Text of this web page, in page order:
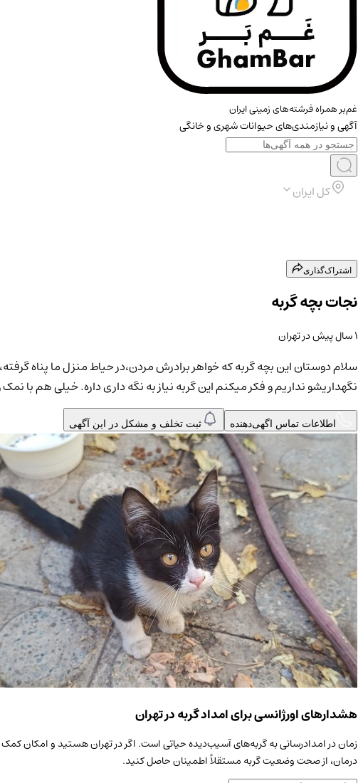
غم‌بر همراه فرشته‌های زمینی ایران
آگهی و نیازمندی‌های حیوانات شهری و خانگی
کل ایران
اشتراک‌گذاری
نجات بچه گربه
۱ سال پیش درتهران
سلام دوستان این بچه گربه که خواهر برادرش مردن،در حیاط منزل ما پناه
نگهداریشو نداریم و فکر میکنم این گربه نیاز به نگه داری داره. خیلی هم با نمک و
اطلاعات تماس اگهی‌دهنده ثبت تخلف و مشکل در این آگهی
هشدارهای اورژانسی برای امداد گربه در تهران
زمان در امدادرسانی بهگربه‌های آسیب‌دیده حیاتی است. اگر درتهرانهستید و امکان کمک
درمان، از صحت وضعیتگربه مستقلاً اطمینان حاصل کنید.